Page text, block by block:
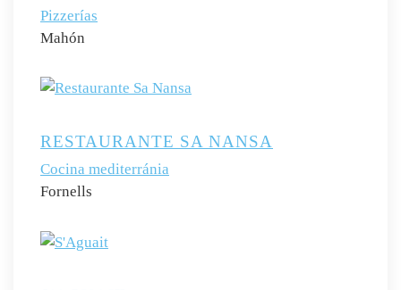
Pizzerías
Mahón
RESTAURANTE SA NANSA
Cocina mediterránia
Fornells